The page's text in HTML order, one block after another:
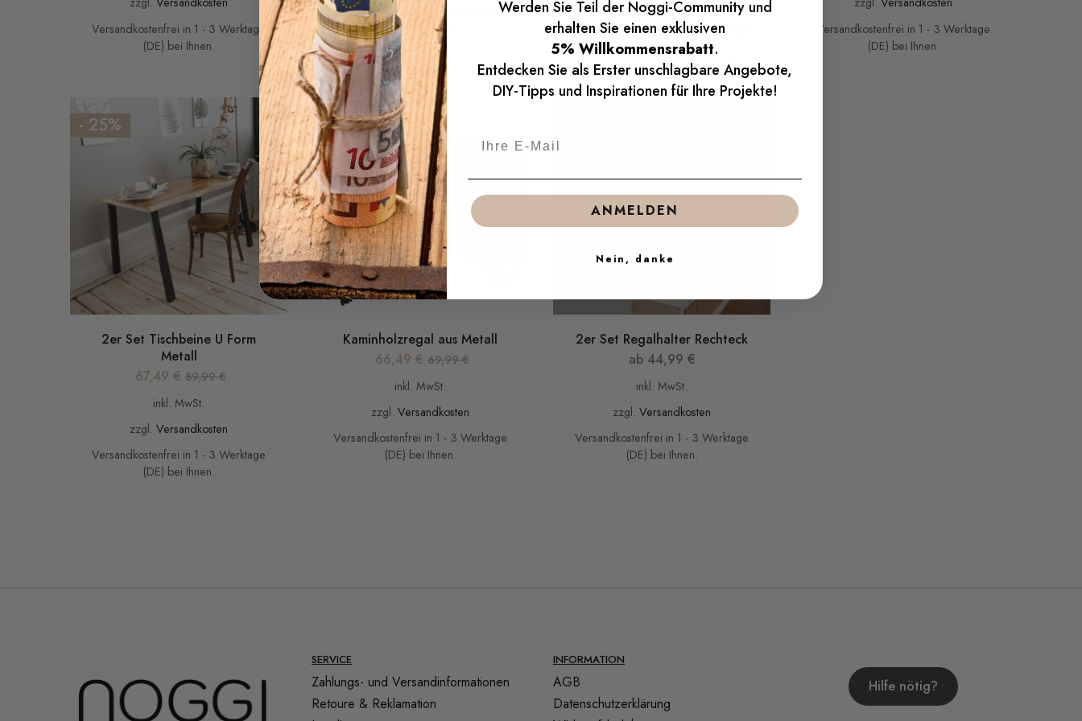
Versandkostenfrei in 1 - 3 Werktage
(DE) bei Ihnen.
Versandkostenfrei in 1 - 3 Werktage
(DE) bei Ihnen.
Versandkostenfrei in 1 - 3 Werktage
(DE) bei Ihnen.
Versandkostenfrei in 1 - 3 Werktage
(DE) bei Ihnen.
- 25%
2er Set Tischbeine U Form
Metall
67,49 € 89,99€
inkl. MwSt.
zzgl. Versandkosten
Versandkostenfrei in 1 - 3 Werktage
(DE) bei Ihnen.
- 5%
Kaminholzregal aus Metall
66,49 € 69,99€
inkl. MwSt.
zzgl. Versandkosten
Versandkostenfrei in 1 - 3 Werktage
(DE) bei Ihnen.
2er Set Regalhalter Rechteck
ab 44,99 €
inkl. MwSt.
zzgl. Versandkosten
Versandkostenfrei in 1 - 3 Werktage
(DE) bei Ihnen.
SERVICE
Zahlungs- und Versandinformationen
Retoure & Reklamation
INFORMATION
AGB
Datenschutzerklärung
Hilfe nötig?
Werden Sie Teil der Noggi-Community und
erhalten Sie einen exklusiven
5% Willkommensrabatt.
Entdecken Sie als Erster unschlagbare Angebote,
DIY-Tipps und Inspirationen für Ihre Projekte!
ANMELDEN
Nein, danke